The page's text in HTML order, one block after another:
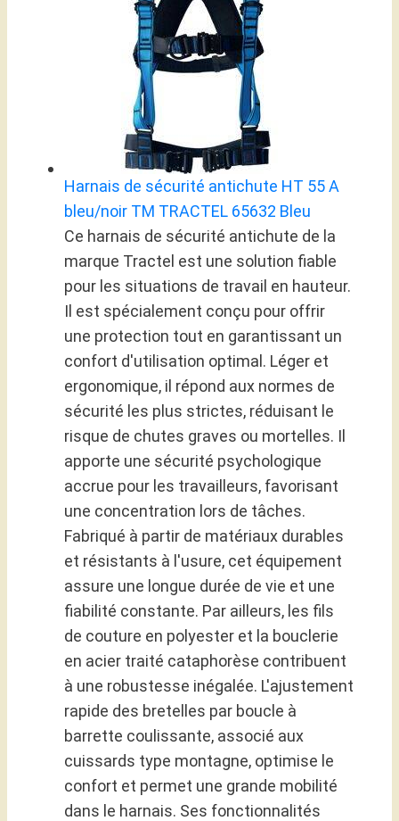
Harnais de sécurité antichute HT 55 A
bleu/noir TM TRACTEL 65632 Bleu
Ce harnais de sécurité antichute de la
marque Tractel est une solution fiable
pour les situations de travail en hauteur.
Il est spécialement conçu pour offrir
une protection tout en garantissant un
confort d'utilisation optimal. Léger et
ergonomique, il répond aux normes de
sécurité les plus strictes, réduisant le
risque de chutes graves ou mortelles. Il
apporte une sécurité psychologique
accrue pour les travailleurs, favorisant
une concentration lors de tâches.
Fabriqué à partir de matériaux durables
et résistants à l'usure, cet équipement
assure une longue durée de vie et une
fiabilité constante. Par ailleurs, les fils
de couture en polyester et la bouclerie
en acier traité cataphorèse contribuent
à une robustesse inégalée. L'ajustement
rapide des bretelles par boucle à
barrette coulissante, associé aux
cuissards type montagne, optimise le
confort et permet une grande mobilité
dans le harnais. Ses fonctionnalités